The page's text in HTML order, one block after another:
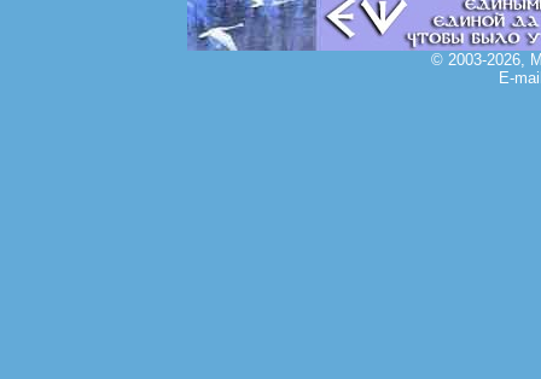
© 2003-2026,
E-